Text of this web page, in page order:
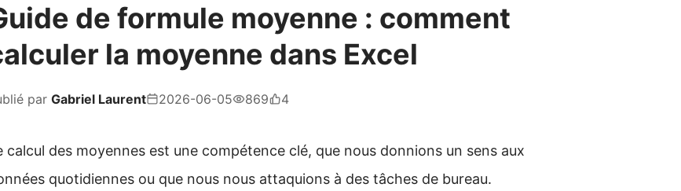
de formule moyenne : comment
la moyenne dans Excel
par Gabriel Laurent 2026-06-05 869 4
calcul des moyennes est une compétence clé, que nous donnions un sens aux
quotidiennes ou que nous nous attaquions à des tâches de bureau.